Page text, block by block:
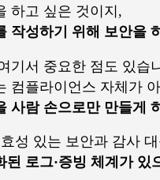
하고 싶은 것이지,
작성하기 위해 보안을
기서 중요한 점도 있습
컴플라이언스 자체가
사람 손으로만 만들게
성 있는 보안과 감사
된 로그·증빙 체계가 있